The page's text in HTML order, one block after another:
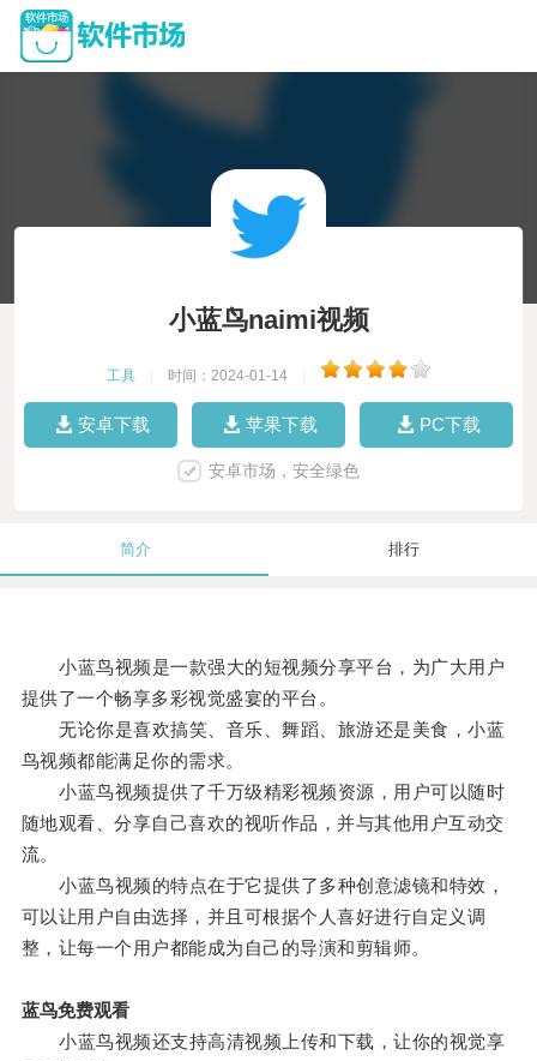
小蓝鸟naimi视频
工具 时间：2024-01-14
安卓下载 苹果下载 PC下载
安卓市场，安全绿色
简介 排行
小蓝鸟视频是一款强大的短视频分享平台，为广大用户
提供了一个畅享多彩视觉盛宴的平台。
无论你是喜欢搞笑、音乐、舞蹈、旅游还是美食，小蓝
鸟视频都能满足你的需求。
小蓝鸟视频提供了千万级精彩视频资源，用户可以随时
随地观看、分享自己喜欢的视听作品，并与其他用户互动交
流。
小蓝鸟视频的特点在于它提供了多种创意滤镜和特效，
可以让用户自由选择，并且可根据个人喜好进行自定义调
整，让每一个用户都能成为自己的导演和剪辑师。
蓝鸟免费观看
小蓝鸟视频还支持高清视频上传和下载，让你的视觉享